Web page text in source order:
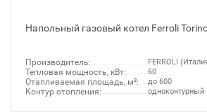
Напольный газовый котел Ferroli
Производитель: FERROLI
Тепловая мощность, кВт: 60
Отапливаемая площадь, м²: до 600
Контур отопления: одноконтурный